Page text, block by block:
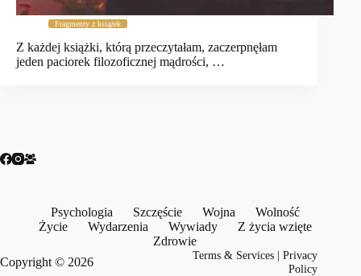
Fragmenty z książek
Z każdej książki, którą przeczytałam, zaczerpnęłam
jeden paciorek filozoficznej mądrości, …
Psychologia Szczęście Wojna
Wolność
Życie
Wydarzenia Wywiady
Z życia wzięte
Zdrowie
Copyright © 2026
Terms & Services |Privacy
Policy